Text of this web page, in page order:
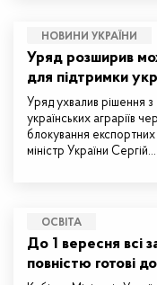
НОВИНИ УКРАЇНИ
Уряд розширив
для підтримки
Уряд ухвалив рішення з
українських аграріїв
блокування
міністр України Сергій…
ОСВІТА
До 1 вересня всі
повністю готові